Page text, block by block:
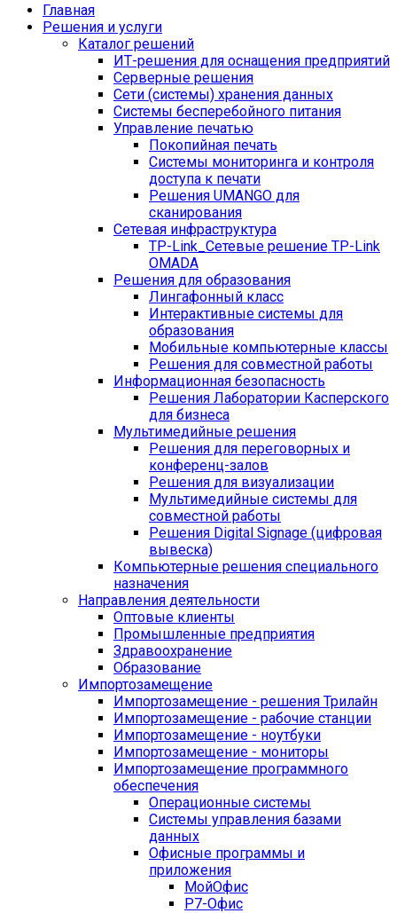
Главная
Решения и услуги
Каталог решений
ИТ-решения для оснащения предприятий
Серверные решения
Сети (системы) хранения данных
Системы бесперебойного питания
Управление печатью
Покопийная печать
Системы мониторинга и контроля
доступа к печати
Решения UMANGO для
сканирования
Сетевая инфраструктура
TP-Link_ Сетевые решение TP-Link
OMADA
Решения для образования
Лингафонный класс
Интерактивные системы для
образования
Мобильные компьютерные классы
Решения для совместной работы
Информационная безопасность
Решения Лаборатории Касперского
для бизнеса
Мультимедийные решения
Решения для переговорных и
конференц-залов
Решения для визуализации
Мультимедийные системы для
совместной работы
Решения Digital Signage (цифровая
вывеска)
Компьютерные решения специального
назначения
Направления деятельности
Оптовые клиенты
Промышленные предприятия
Здравоохранение
Образование
Импортозамещение
Импортозамещение - решения Трилайн
Импортозамещение - рабочие станции
Импортозамещение - ноутбуки
Импортозамещение - мониторы
Импортозамещение программного
обеспечения
Операционные системы
Системы управления базами
данных
Офисные программы и
приложения
МойОфис
Р7-Офис